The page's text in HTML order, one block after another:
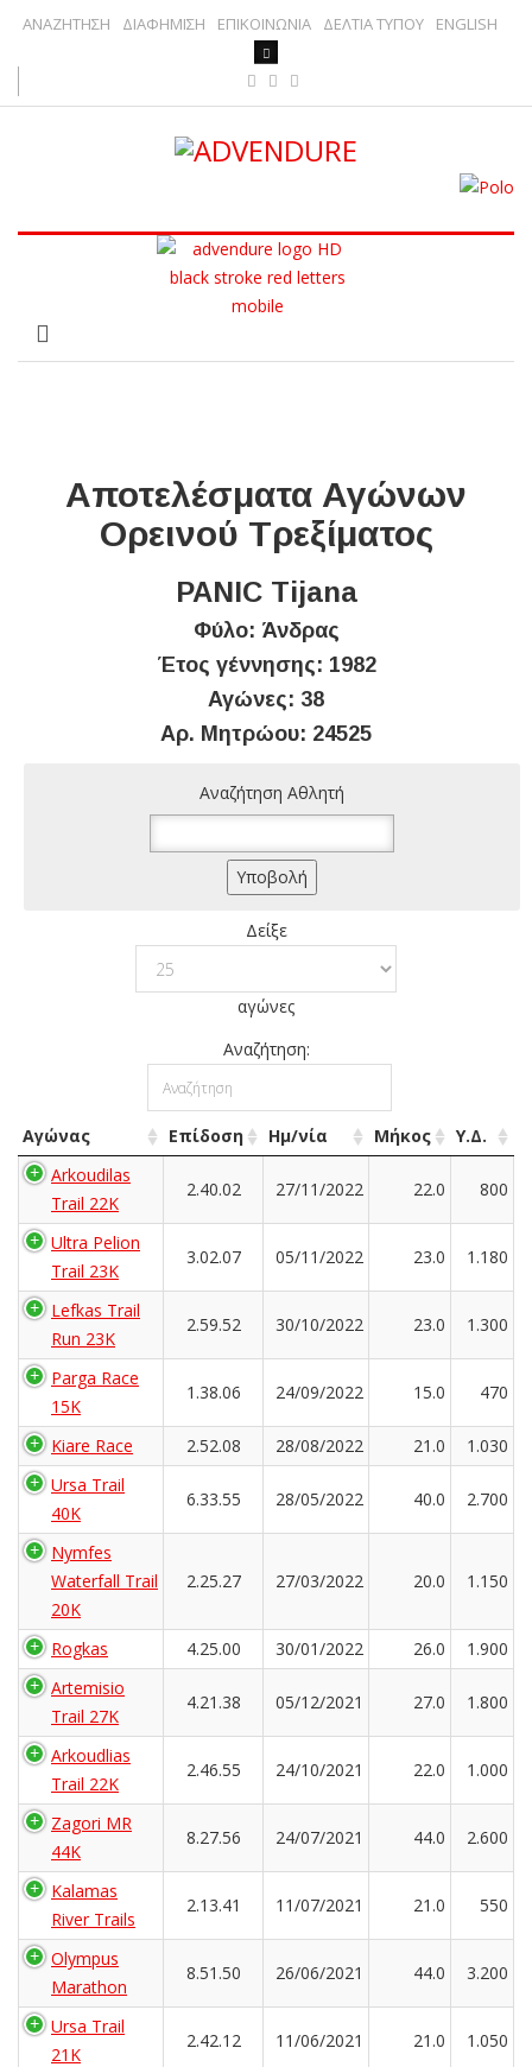
ΑΝΑΖΗΤΗΣΗ ΔΙΑΦΗΜΙΣΗ ΕΠΙΚΟΙΝΩΝΙΑ ΔΕΛΤΙΑ ΤΥΠΟΥ ENGLISH
Αποτελέσματα Αγώνων
Ορεινού Τρεξίματος
PANIC Tijana
Φύλο: Άνδρας
Έτος γέννησης: 1982
Αγώνες: 38
Αρ. Μητρώου: 24525
Αναζήτηση Αθλητή
Δείξε
αγώνες
Αναζήτηση:
Αγώνας Επίδοση Ημ/νία Μήκος
Υ.Δ.
Arkoudilas
Trail 22K
2.40.02 27/11/2022 22.0 800
Ultra Pelion
Trail 23K
3.02.07 05/11/2022 23.0 1.180
Lefkas Trail
Run 23K
2.59.52 30/10/2022 23.0 1.300
Parga Race
15K
1.38.06 24/09/2022 15.0 470
Kiare Race 2.52.08 28/08/2022 21.0
1.030
Ursa Trail
40K
6.33.55 28/05/2022 40.0 2.700
Nymfes
Waterfall Trail
20K
2.25.27 27/03/2022 20.0 1.150
Rogkas 4.25.00 30/01/2022 26.0
1.900
Artemisio
Trail 27K
4.21.38 05/12/2021 27.0 1.800
Arkoudlias
Trail 22K
2.46.55 24/10/2021 22.0 1.000
Zagori MR
44K
8.27.56 24/07/2021 44.0 2.600
Kalamas
River Trails
2.13.41 11/07/2021 21.0 550
Olympus
Marathon
8.51.50 26/06/2021 44.0 3.200
Ursa Trail
21K
2.42.12 11/06/2021 21.0 1.050